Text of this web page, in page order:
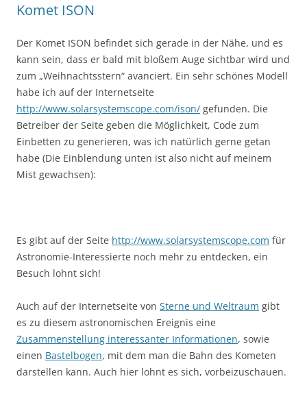
Komet ISON
Der Komet ISON befindet sich gerade in der Nähe, und es
kann sein, dass er bald mit bloßem Auge sichtbar wird und
zum „Weihnachtsstern“ avanciert. Ein sehr schönes Modell
habe ich auf der Internetseite
http://www.solarsystemscope.com/ison/ gefunden. Die
Betreiber der Seite geben die Möglichkeit, Code zum
Einbetten zu generieren, was ich natürlich gerne getan
habe (Die Einblendung unten ist also nicht auf meinem
Mist gewachsen):
Es gibt auf der Seite http://www.solarsystemscope.com für
Astronomie-Interessierte noch mehr zu entdecken, ein
Besuch lohnt sich!
Auch auf der Internetseite von Sterne und Weltraum gibt
es zu diesem astronomischen Ereignis eine
Zusammenstellung interessanter Informationen, sowie
einen Bastelbogen, mit dem man die Bahn des Kometen
darstellen kann. Auch hier lohnt es sich, vorbeizuschauen.